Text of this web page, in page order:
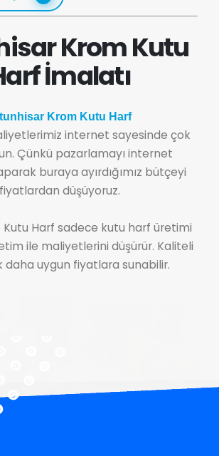
Krom Kutu
İmalatı
Krom Kutu Harf
internet sayesinde çok
Çünkü pazarlamayı internet
buraya ayırdığımız bütçeyi
fiyatlardan düşüyoruz.
Kutu Harf sadece kutu harf üretimi
ile maliyetlerini düşürür. Kaliteli
daha uygun fiyatlara sunabilir.